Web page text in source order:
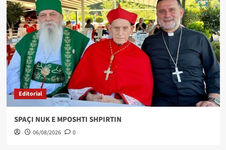
Editorial
SPAÇI NUK E MPOSHTI SHPIRTIN
06/08/2026 0